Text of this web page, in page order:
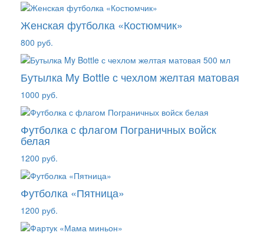
Женская футболка «Костюмчик»
800 руб.
Бутылка My Bottle с чехлом желтая матовая
1000 руб.
Футболка с флагом Пограничных войск
белая
1200 руб.
Футболка «Пятница»
1200 руб.